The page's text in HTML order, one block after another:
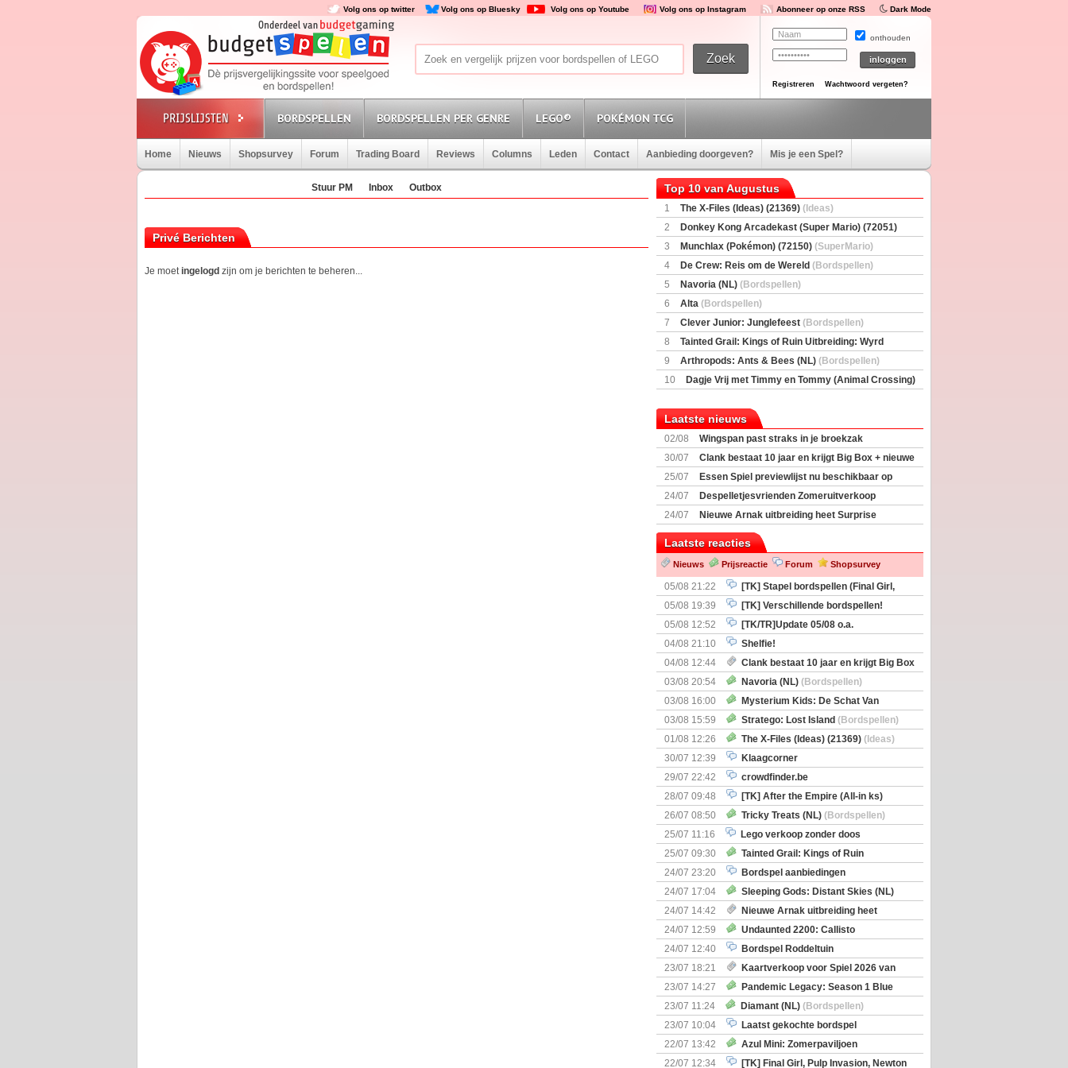
Volg ons op twitter Volg ons op Bluesky Volg ons op Youtube Volg ons op Instagram Abonneer op onze RSS Dark Mode
onthouden
Registreren Wachtwoord vergeten?
BORDSPELLEN BORDSPELLEN PER GENRE LEGO® POKÉMON TCG
Home Nieuws Shopsurvey Forum Trading Board Reviews Columns Leden Contact Aanbieding doorgeven? Mis je een Spel?
Stuur PM Inbox Outbox
Privé Berichten
Je moetingelogd zijn om je berichten te beheren...
Top 10 van Augustus
1 The X-Files (Ideas) (21369) (Ideas)
2
Donkey Kong Arcadekast (Super Mario) (72051)
(SuperMario)
3 Munchlax (Pokémon) (72150) (SuperMario)
4
De Crew: Reis om de Wereld (Bordspellen)
5
Navoria (NL) (Bordspellen)
6
Alta (Bordspellen)
7
Clever Junior: Junglefeest (Bordspellen)
8
Tainted Grail: Kings of Ruin Uitbreiding: Wyrd
Encounters(Bordspellen)
9 Arthropods: Ants & Bees (NL) (Bordspellen)
10
Dagje Vrij met Timmy en Tommy (Animal Crossing)
Laatste nieuws
02/08
Wingspan past straks in je broekzak
30/07
Clank bestaat 10 jaar en krijgt Big Box + nieuwe
uitbreiding
25/07
Essen Spiel previewlijst nu beschikbaar op
Boardgamegeek
24/07
Despelletjesvrienden Zomeruitverkoop
weekend van start
24/07
Nieuwe Arnak uitbreiding heet Surprise
Laatste reacties
Nieuws Prijsreactie Forum Shopsurvey
05/08 21:22
[TK] Stapel bordspellen (Final Girl,
Nemesis Retaliation, Zombicide Invader)
05/08 19:39
[TK] Verschillende bordspellen!
05/08 12:52
[TK/TR]Update 05/08 o.a.
Prijsverlagingen, Imperium Horizons, 20 Strong
04/08 21:10
Shelfie!
04/08 12:44
Clank bestaat 10 jaar en krijgt Big Box
+ nieuwe uitbreiding
03/08 20:54 Navoria (NL) (Bordspellen)
03/08 16:00
Mysterium Kids: De Schat Van
Kapitein Boe
(Bordspellen)
03/08 15:59 Stratego: Lost Island (Bordspellen)
01/08 12:26
The X-Files (Ideas) (21369) (Ideas)
30/07 12:39
Klaagcorner
29/07 22:42
crowdfinder.be
28/07 09:48
[TK] After the Empire (All-in ks)
26/07 08:50
Tricky Treats (NL) (Bordspellen)
25/07 11:16
Lego verkoop zonder doos
25/07 09:30
Tainted Grail: Kings of Ruin
Uitbreiding: Wyrd Encounters(Bordspellen)
24/07 23:20
Bordspel aanbiedingen
24/07 17:04
Sleeping Gods: Distant Skies (NL)
(Bordspellen)
24/07 14:42
Nieuwe Arnak uitbreiding heet
Surprise Shipments
24/07 12:59
Undaunted 2200: Callisto
(Bordspellen)
24/07 12:40
Bordspel Roddeltuin
23/07 18:21
Kaartverkoop voor Spiel 2026 van
start
23/07 14:27
Pandemic Legacy: Season 1 Blue
(Bordspellen)
23/07 11:24 Diamant (NL) (Bordspellen)
23/07 10:04
Laatst gekochte bordspel
22/07 13:42
Azul Mini: Zomerpaviljoen
(Bordspellen)
22/07 12:34 [TK] Final Girl, Pulp Invasion, Newton